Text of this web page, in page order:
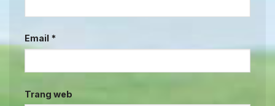
Email *
Trang web